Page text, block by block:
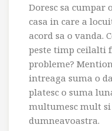
Doresc sa cumpar
casa in care a
acord sa o vanda.
peste timp ceilalti
probleme?
intreaga suma o
platesc o suma
multumesc mult
dumneavoastra.